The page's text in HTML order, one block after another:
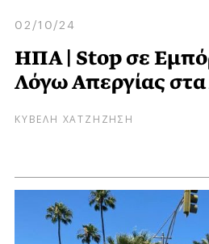
02/10/24
ΗΠΑ | Stop σε
Λόγω Απεργίας στα
ΚΥΒΕΛΗ ΧΑΤΖΗΖΗΣΗ